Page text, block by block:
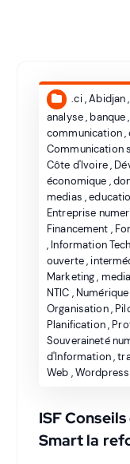
.ci,Abidjan,
analyse,banque,
communication,
Communication
Côte d'Ivoire,
économique ,
medias ,
Entreprise
Financement ,
, Information
ouverte,
Marketing,
NTIC , Numérique
Organisation,
Planification,
Souveraineté
d'Information,
Web ,Wordpress
ISF
Smart la